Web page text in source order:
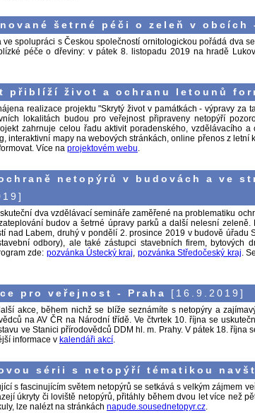
šetrné péči o zeleň v obcích
ve spolupráci s Českou společností ornitologickou pořádá dva
péče o dřeviny: v pátek 8. listopadu 2019 na hradě
přiblíží život a ochranu letounů
realizace projektu "Skrytý život v památkách - výpravy za
lokalitách budou pro veřejnost připraveny netopýří
zahrnuje celou řadu aktivit poradenského, vzdělávacího
interaktivní mapy na webových stránkách, online přenos z
Více na projektovém webu.
netopýrů v budovách a ve
dva vzdělávací semináře zaměřené na problematiku
budov a šetrné úpravy parků a další nelesní
nad Labem, druhý v pondělí 2. prosince 2019 v budově
odbory), ale také zástupci stavebních firem, bytových
zde: pozvánka Ústecký kraj, pozvánka Středočeský kraj.
pro veřejnost - Praha [16.9.2019]
akce, během nichž se blíže seznámíte s netopýry a
na AV ČR na Národní třídě. Ve čtvrtek 10. října se
ve Stanici přírodovědců DDM hl. m. Prahy. V pátek 18. října
informace v kalendáři akcí.
sérii s netopýří tématikou
s fascinujícím světem netopýrů se setkává s velkým zájmem
úkryty či loviště netopýrů, přitáhly během dvou let více než
lze nalézt na stránkách napude.sousednetopyr.cz.